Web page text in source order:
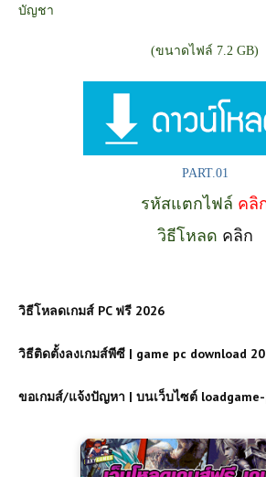
บัญชา
(ขนาดไฟล์ 7.2 GB)
PART.01
รหัสแตกไฟล์ คลิ
วิธีโหลด คลิก
วิธีโหลดเกมส์ PC ฟรี 2026
วิธีติดตั้งลงเกมส์พีซี | game pc download
ขอเกมส์/แจ้งปัญหา | บนเว็บไซต์ loadgame-